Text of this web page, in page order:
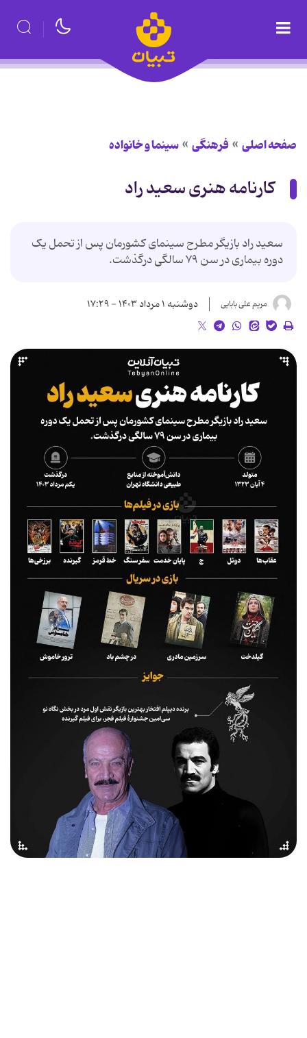
صفحه اصلی فرهنگی سینما و خانواده
کارنامه هنری سعید راد
سعید راد بازیگر مطرح سینمای کشورمان پس از تحمل یک
دوره بیماری در سن ۷۹ سالگی درگذشت.
مریم علی بابایی دوشنبه ۱ مرداد ۱۴۰۳ - ۱۷:۲۹